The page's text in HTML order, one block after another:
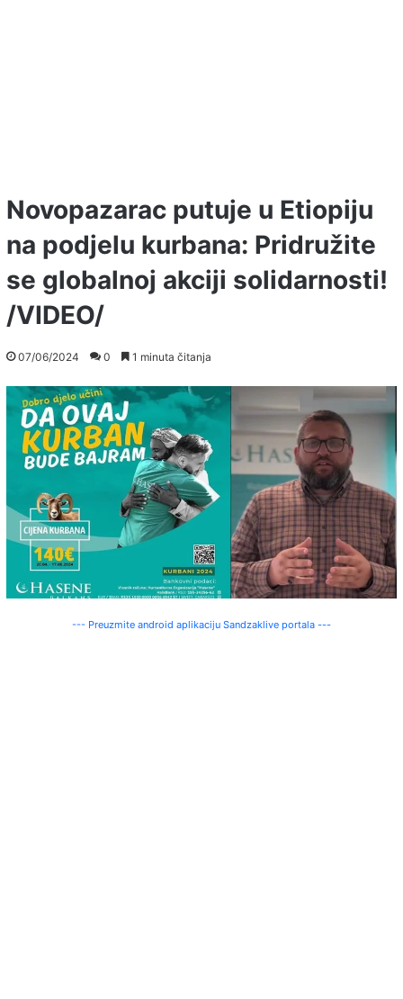
Novopazarac putuje u Etiopiju
na podjelu kurbana: Pridružite
se globalnoj akciji solidarnosti!
/VIDEO/
07/06/2024 0 1 minuta čitanja
--- Preuzmite android aplikaciju Sandzaklive portala ---